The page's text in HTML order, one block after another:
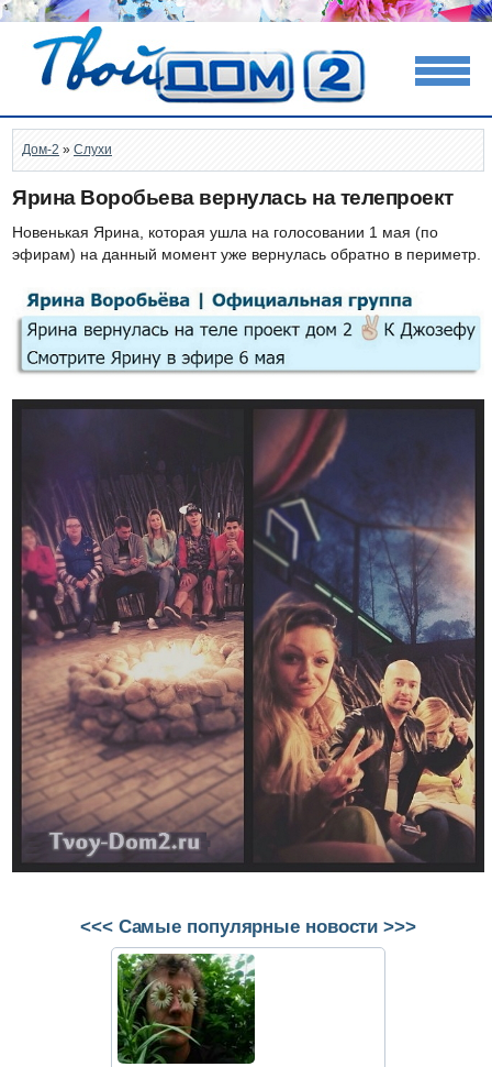
Дом-2 » Слухи
Ярина Воробьева вернулась на телепроект
Новенькая Ярина, которая ушла на голосовании 1 мая (по
эфирам) на данный момент уже вернулась обратно в периметр.
<<< Самые популярные новости >>>